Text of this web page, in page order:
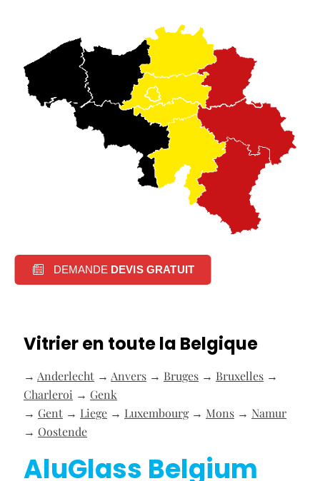
DEMANDE DEVIS GRATUIT
Vitrier en toute la Belgique
→ Anderlecht → Anvers → Bruges → Bruxelles →
Charleroi → Genk
→ Gent → Liege → Luxembourg→ Mons → Namur
→ Oostende
AluGlass Belgium